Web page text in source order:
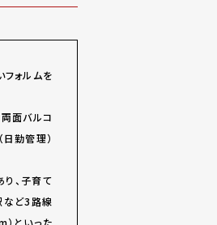
ォルムを
両面バルコ
勤管理）
、子育て
など3路線
）といった